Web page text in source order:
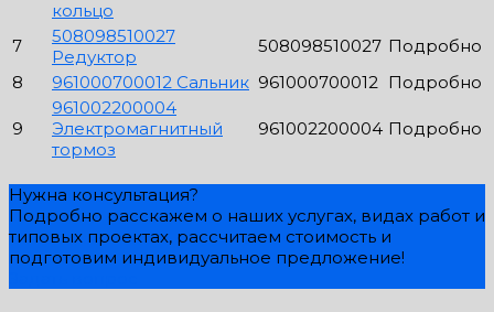
кольцо
7
508098510027
Редуктор
508098510027 Подробно
8
961000700012 Сальник 961000700012 Подробно
9
961002200004
Электромагнитный
тормоз
961002200004 Подробно
Нужна консультация?
Подробно расскажем о наших услугах, видах работ и
типовых проектах, рассчитаем стоимость и
подготовим индивидуальное предложение!